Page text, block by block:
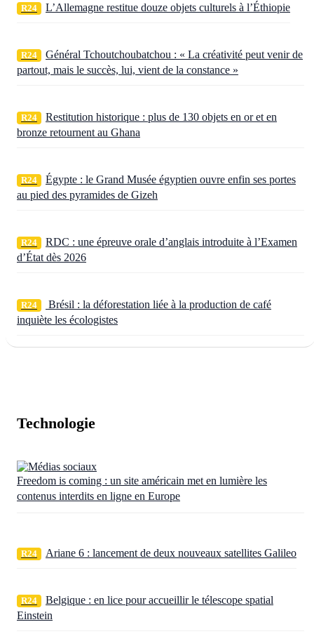
R24 L’Allemagne restitue douze objets culturels à l’Éthiopie
R24
Général Tchoutchoubatchou : « La créativité peut venir de
partout, mais le succès, lui, vient de la constance »
R24
Restitution historique : plus de 130 objets en or et en
bronze retournent au Ghana
R24
Égypte : le Grand Musée égyptien ouvre enfin ses portes
au pied des pyramides de Gizeh
R24
RDC : une épreuve orale d’anglais introduite à l’Examen
d’État dès 2026
R24
Brésil : la déforestation liée à la production de café
inquiète les écologistes
Technologie
Freedom is coming : un site américain met en lumière les
contenus interdits en ligne en Europe
R24 Ariane 6 : lancement de deux nouveaux satellites Galileo
R24
Belgique : en lice pour accueillir le télescope spatial
Einstein